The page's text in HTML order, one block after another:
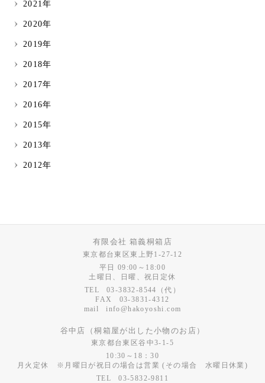
2021年
2020年
2019年
2018年
2017年
2016年
2015年
2013年
2012年
有限会社 箱義桐箱店
東京都台東区東上野1-27-12
平日 09:00～18:00
土曜日、日曜、祝日定休
03-3832-8544
（代）
03-3831-4312
info@hakoyoshi.com
谷中店（桐箱屋が出した小物のお店）
東京都台東区谷中3-1-5
10:30～18：30
月火定休 ※月曜日が祝日の場合は営業 (その場合 水曜日休業)
03-5832-9811